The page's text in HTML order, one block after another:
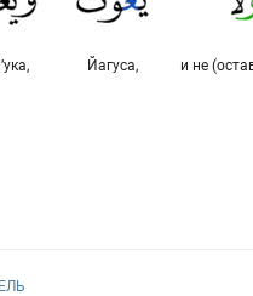
и не
Йагуса,